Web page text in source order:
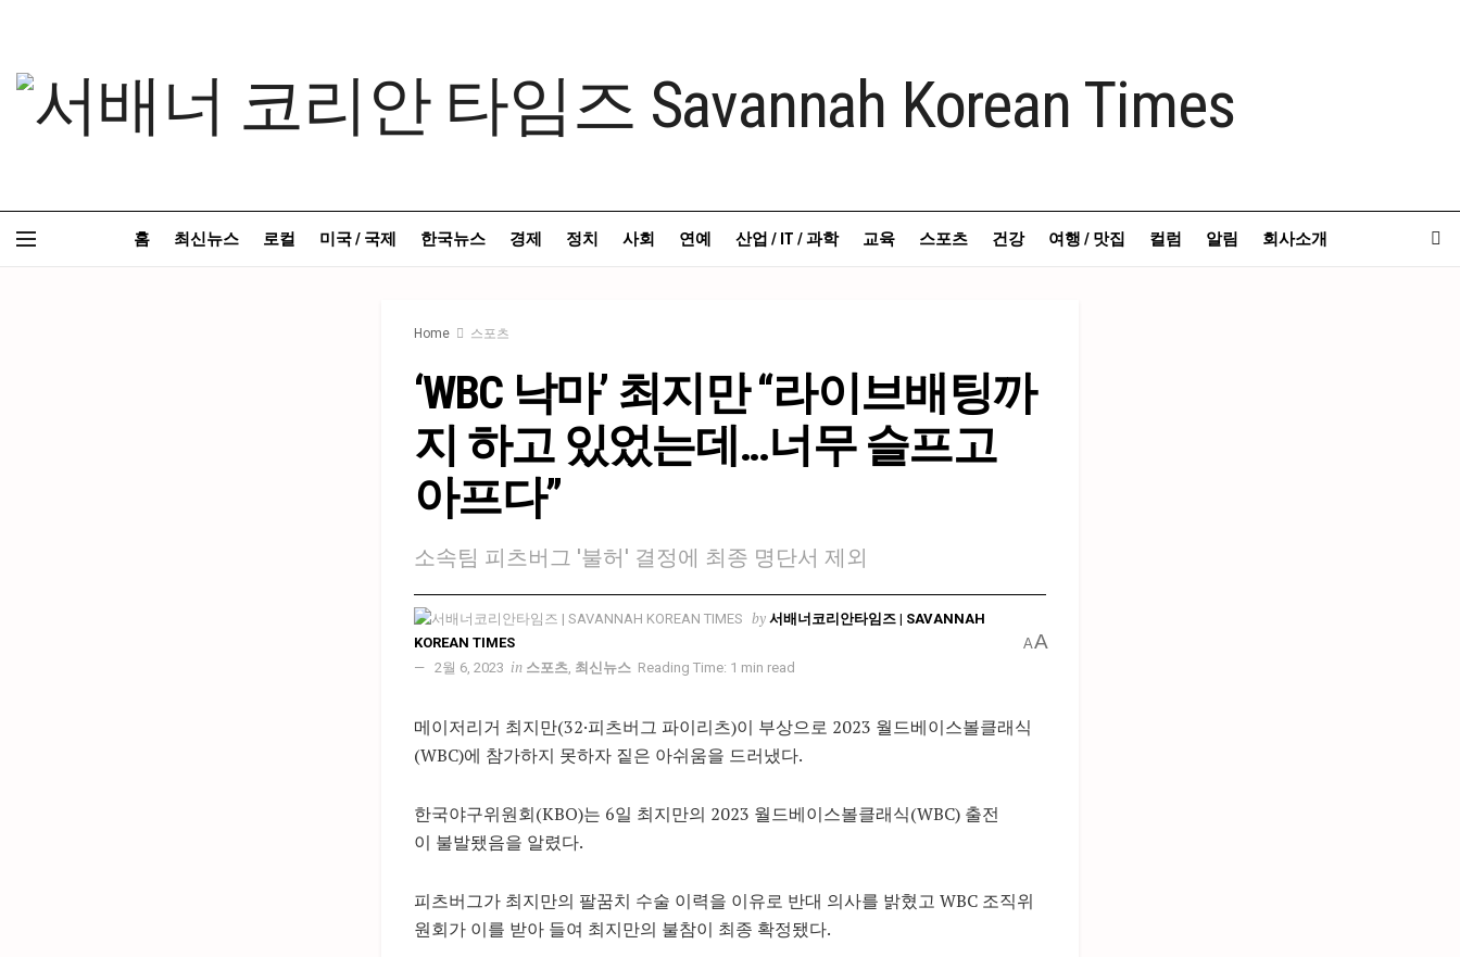
홈 최신뉴스 로컬 미국 / 국제 한국뉴스 경제 정치 사회 연예 산업 / IT / 과학 교육 스포츠 건강 여행 / 맛집 컬럼 알림 회사소개
Home 스포츠
‘WBC 낙마’ 최지만 “라이브배팅까
지 하고 있었는데…너무 슬프고
아프다”
소속팀 피츠버그 '불허' 결정에 최종 명단서 제외
by 서배너코리안타임즈 | SAVANNAH
KOREAN TIMES
2월 6, 2023 in 스포츠, 최신뉴스 Reading Time: 1 min read
AA
메이저리거 최지만(32·피츠버그 파이리츠)이 부상으로 2023 월드베이스볼클래식
(WBC)에 참가하지 못하자 짙은 아쉬움을 드러냈다.
한국야구위원회(KBO)는 6일 최지만의 2023 월드베이스볼클래식(WBC) 출전
이 불발됐음을 알렸다.
피츠버그가 최지만의 팔꿈치 수술 이력을 이유로 반대 의사를 밝혔고 WBC 조직위
원회가 이를 받아 들여 최지만의 불참이 최종 확정됐다.